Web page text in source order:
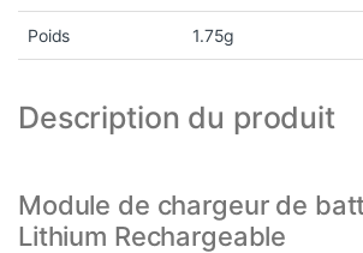
Poids 1.75g
Description du produit
Module de chargeur de
Lithium Rechargeable